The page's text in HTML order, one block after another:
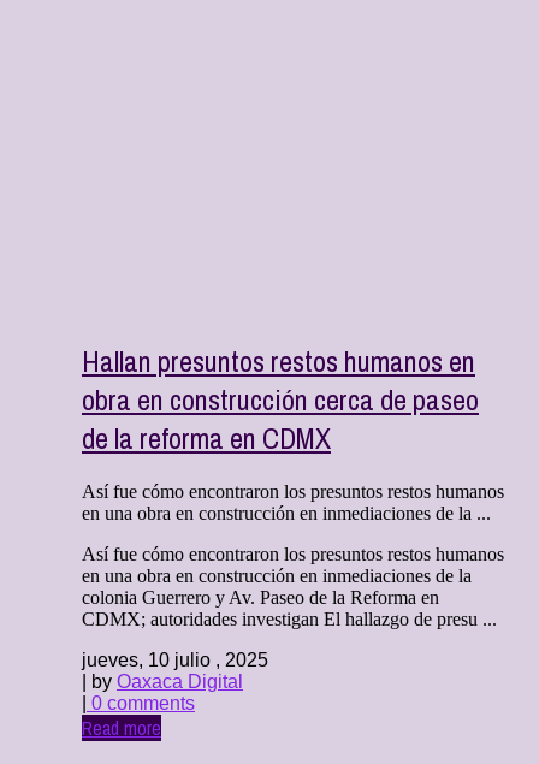
Hallan presuntos restos humanos en
obra en construcción cerca de paseo
de la reforma en CDMX
Así fue cómo encontraron los presuntos restos humanos
en una obra en construcción en inmediaciones de la ...
Así fue cómo encontraron los presuntos restos humanos
en una obra en construcción en inmediaciones de la
colonia Guerrero y Av. Paseo de la Reforma en
CDMX; autoridades investigan El hallazgo de presu ...
jueves, 10 julio , 2025
| by Oaxaca Digital
0 comments
Read more